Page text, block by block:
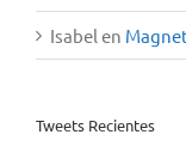
Isabel en
Tweets Recientes